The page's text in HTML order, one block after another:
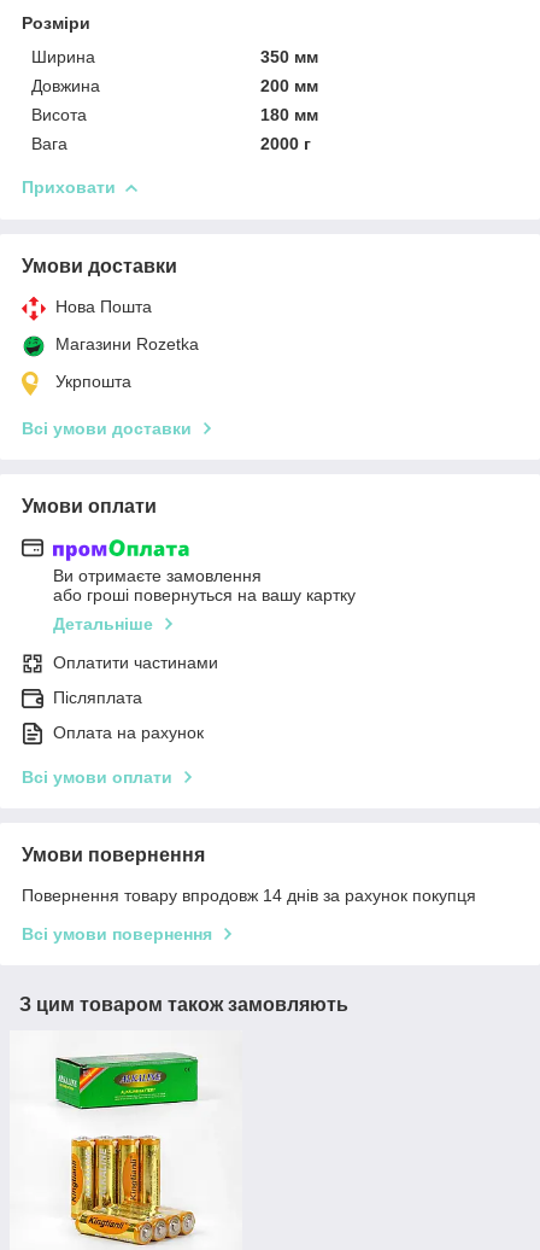
Розміри
Ширина
350 мм
Довжина
200 мм
Висота
180 мм
Вага
2000 г
Приховати
Умови доставки
Нова Пошта
Магазини Rozetka
Укрпошта
Всі умови доставки
Умови оплати
Ви отримаєте замовлення
або гроші повернуться на вашу картку
Детальніше
Оплатити частинами
Післяплата
Оплата на рахунок
Всі умови оплати
Умови повернення
Повернення товару впродовж 14 днів за рахунок покупця
Всі умови повернення
З цим товаром також замовляють